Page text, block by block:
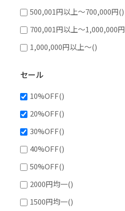
500,001円以上～700,000円()
700,001円以上～1,000,000円
1,000,000円以上～()
セール
10%OFF()
20%OFF()
30%OFF()
40%OFF()
50%OFF()
2000円均一()
1500円均一()